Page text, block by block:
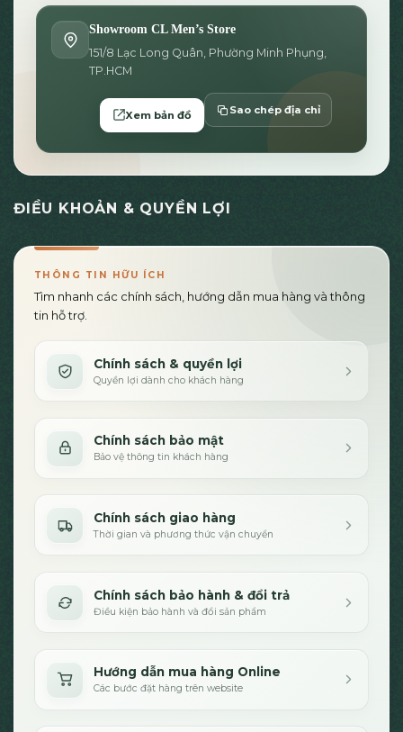
Showroom CL Men’s Store
151/8 Lạc Long Quân, Phường Minh Phụng,
TP.HCM
Xem bản đồ Sao chép địa chỉ
ĐIỀU KHOẢN & QUYỀN LỢI
THÔNG TIN HỮU ÍCH
Tìm nhanh các chính sách, hướng dẫn mua hàng và thông
tin hỗ trợ.
Chính sách & quyền lợi
Quyền lợi dành cho khách hàng
Chính sách bảo mật
Bảo vệ thông tin khách hàng
Chính sách giao hàng
Thời gian và phương thức vận chuyển
Chính sách bảo hành & đổi trả
Điều kiện bảo hành và đổi sản phẩm
Hướng dẫn mua hàng Online
Các bước đặt hàng trên website